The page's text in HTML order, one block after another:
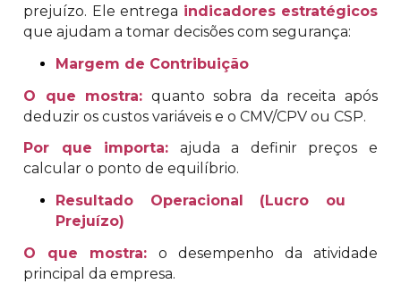
prejuízo. Ele entrega indicadores estratégicos
que ajudam a tomar decisões com segurança:
Margem de Contribuição
O que mostra: quanto sobra da receita após
deduzir os custos variáveis e o CMV/CPV ou CSP.
Por que importa: ajuda a definir preços e
calcular o ponto de equilíbrio.
Resultado Operacional (Lucro ou
Prejuízo)
O que mostra: o desempenho da atividade
principal da empresa.